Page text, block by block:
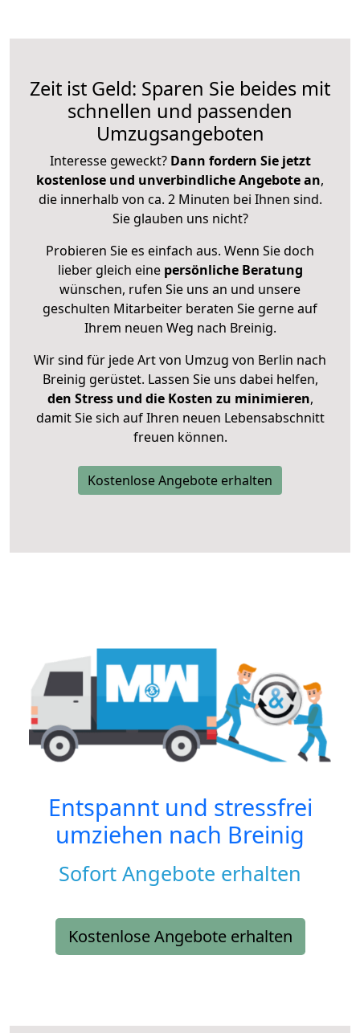
Zeit ist Geld: Sparen Sie beides mit
schnellen und passenden
Umzugsangeboten
Interesse geweckt? Dann fordern Sie jetzt
kostenlose und unverbindliche Angebote an,
die innerhalb von ca. 2 Minuten bei Ihnen sind.
Sie glauben uns nicht?
Probieren Sie es einfach aus. Wenn Sie doch
lieber gleich eine persönliche Beratung
wünschen, rufen Sie uns an und unsere
geschulten Mitarbeiter beraten Sie gerne auf
Ihrem neuen Weg nach Breinig.
Wir sind für jede Art von Umzug von Berlin nach
Breinig gerüstet. Lassen Sie uns dabei helfen,
den Stress und die Kosten zu minimieren,
damit Sie sich auf Ihren neuen Lebensabschnitt
freuen können.
Kostenlose Angebote erhalten
Entspannt und stressfrei
umziehen nach Breinig
Sofort Angebote erhalten
Kostenlose Angebote erhalten